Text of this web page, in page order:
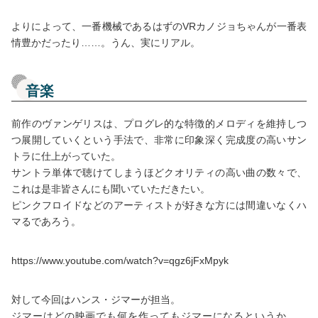
よりによって、一番機械であるはずのVRカノジョちゃんが一番表
情豊かだったり……。うん、実にリアル。
音楽
前作のヴァンゲリスは、プログレ的な特徴的メロディを維持しつ
つ展開していくという手法で、非常に印象深く完成度の高いサン
トラに仕上がっていた。
サントラ単体で聴けてしまうほどクオリティの高い曲の数々で、
これは是非皆さんにも聞いていただきたい。
ピンクフロイドなどのアーティストが好きな方には間違いなくハ
マるであろう。
https://www.youtube.com/watch?v=qgz6jFxMpyk
対して今回はハンス・ジマーが担当。